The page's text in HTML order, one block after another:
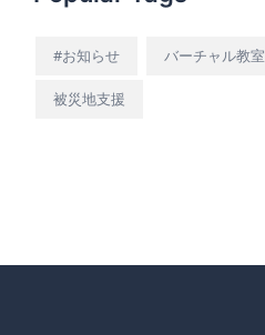
#お知らせ バーチャル教室
被災地支援